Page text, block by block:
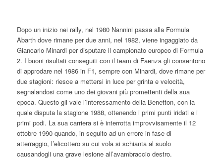
Dopo un inizio nei rally, nel 1980 Nannini passa alla Formula
Abarth dove rimane per due anni, nel 1982, viene ingaggiato da
Giancarlo Minardi per disputare il campionato europeo di Formula
2. I buoni risultati conseguiti con il team di Faenza gli consentono
di approdare nel 1986 in F1, sempre con Minardi, dove rimane per
due stagioni: riesce a mettersi in luce per grinta e velocità,
segnalandosi come uno dei giovani più promettenti della sua
epoca. Questo gli vale l’interessamento della Benetton, con la
quale disputa la stagione 1988, ottenendo i primi punti iridati e i
primi podi. La sua carriera si è interrotta improvvisamente il 12
ottobre 1990 quando, in seguito ad un errore in fase di
atterraggio, l’elicottero su cui vola si schianta al suolo
causandogli una grave lesione all’avambraccio destro.